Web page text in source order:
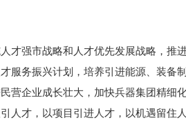
强市战略和人才优先发展战略，推进
服务振兴计划，培养引进能源、装备
营企业成长壮大，加快兵器集团精细
人才，以项目引进人才，以机遇留住